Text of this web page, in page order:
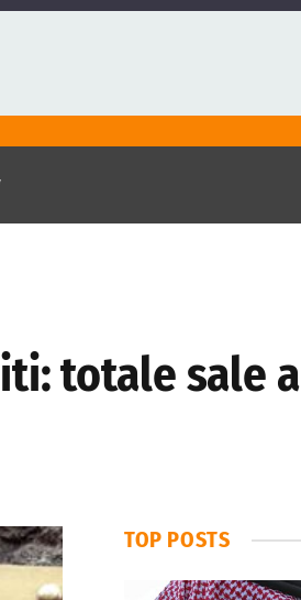
totale sale a
TOP POSTS